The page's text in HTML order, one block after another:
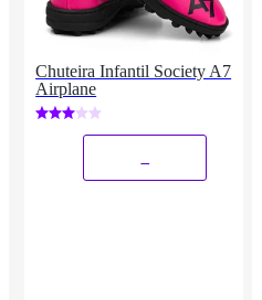
Chuteira Infantil Society A7
Airplane